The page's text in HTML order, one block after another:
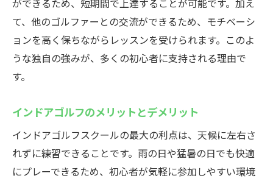
ができるため、短期間で上達することが可能です。加え
て、他のゴルファーとの交流ができるため、モチベーシ
ョンを高く保ちながらレッスンを受けられます。このよ
うな独自の強みが、多くの初心者に支持される理由で
す。
インドアゴルフのメリットとデメリット
インドアゴルフスクールの最大の利点は、天候に左右さ
れずに練習できることです。雨の日や猛暑の日でも快適
にプレーできるため、初心者が気軽に参加しやすい環境